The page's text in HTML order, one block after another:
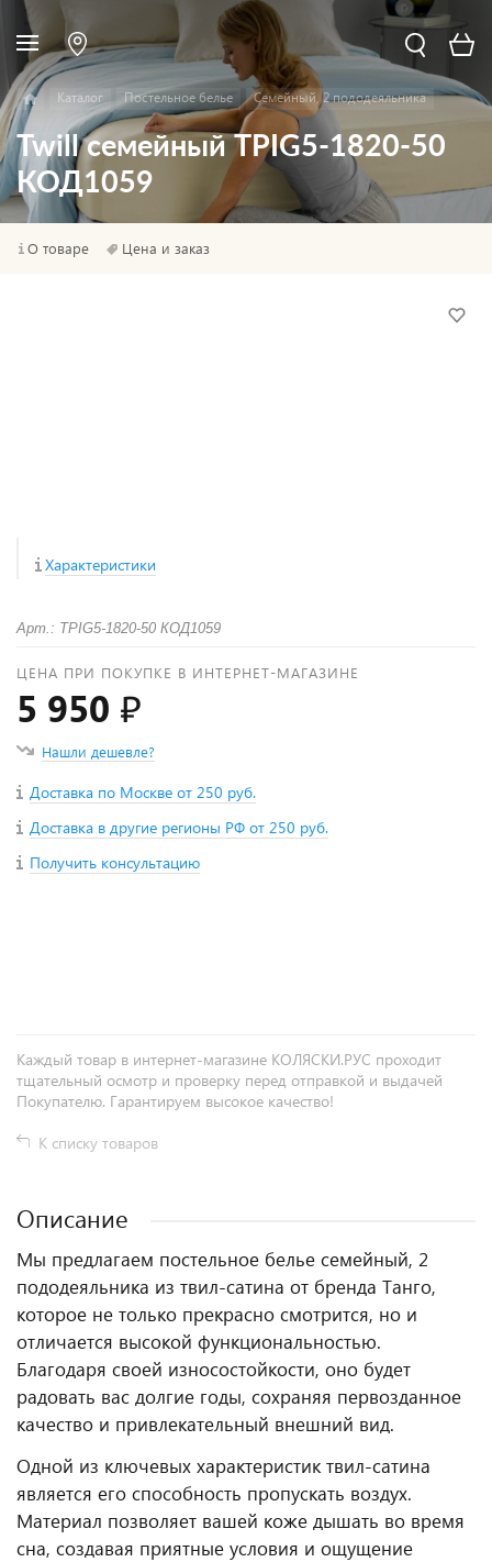
Каталог Постельное белье Семейный, 2 пододеяльника
Twill семейный TPIG5-1820-50
КОД1059
О товаре Цена и заказ
Характеристики
Арт.: TPIG5-1820-50 КОД1059
ЦЕНА ПРИ ПОКУПКЕ В ИНТЕРНЕТ-МАГАЗИНЕ
5 950 ₽
Нашли дешевле?
Доставка по Москве от 250 руб.
Доставка в другие регионы РФ от 250 руб.
Получить консультацию
Каждый товар в интернет-магазине КОЛЯСКИ.РУС проходит
тщательный осмотр и проверку перед отправкой и выдачей
Покупателю. Гарантируем высокое качество!
К списку товаров
Описание
Мы предлагаем постельное белье семейный, 2
пододеяльника из твил-сатина от бренда Танго,
которое не только прекрасно смотрится, но и
отличается высокой функциональностью.
Благодаря своей износостойкости, оно будет
радовать вас долгие годы, сохраняя первозданное
качество и привлекательный внешний вид.
Одной из ключевых характеристик твил-сатина
является его способность пропускать воздух.
Материал позволяет вашей коже дышать во время
сна, создавая приятные условия и ощущение